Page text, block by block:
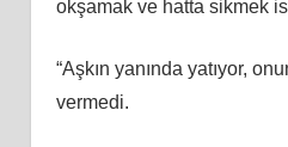
okşamak ve hatta sikmek
“Aşkın yanında yatıyor,
vermedi.